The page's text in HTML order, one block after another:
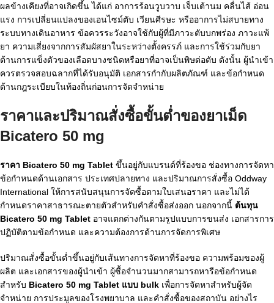
ผลข้างเคียงที่อาจเกิดขึ้น ได้แก่ อาการร้อนวูบวาบ เจ็บเต้านม คลื่นไส้ อ่อน
แรง การเปลี่ยนแปลงของเอนไซม์ตับ เวียนศีรษะ หรืออาการไม่สบายทาง
ระบบทางเดินอาหาร ข้อควรระวังอาจใช้กับผู้ที่มีภาวะตับบกพร่อง ภาวะแพ้
ยา ความเสี่ยงจากการสัมผัสยาในระหว่างตั้งครรภ์ และการใช้ร่วมกับยา
ต้านการแข็งตัวของเลือดบางชนิดหรือยาที่อาจเป็นพิษต่อตับ ดังนั้น ผู้นำเข้า
ควรตรวจสอบฉลากที่ได้รับอนุมัติ เอกสารกำกับผลิตภัณฑ์ และข้อกำหนด
ด้านกฎระเบียบในท้องถิ่นก่อนการจัดจำหน่าย
ราคาและปริมาณสั่งซื้อขั้นต่ำของยาเม็ด
Bicatero 50 mg
ราคา Bicatero 50 mg Tablet ขึ้นอยู่กับแบรนด์ที่ร้องขอ ช่องทางการจัดหา
ข้อกำหนดด้านเอกสาร ประเทศปลายทาง และปริมาณการสั่งซื้อ Oddway
International ให้การสนับสนุนการจัดซื้อตามใบเสนอราคา และไม่ได้
กำหนดราคาสาธารณะตายตัวสำหรับคำสั่งซื้อส่งออก นอกจากนี้ ต้นทุน
Bicatero 50 mg Tablet อาจแตกต่างกันตามรูปแบบการขนส่ง เอกสารการ
ปฏิบัติตามข้อกำหนด และความต้องการด้านการจัดการพิเศษ
ปริมาณสั่งซื้อขั้นต่ำขึ้นอยู่กับเส้นทางการจัดหาที่ร้องขอ ความพร้อมของผู้
ผลิต และเอกสารของผู้นำเข้า ผู้ซื้อจำนวนมากสามารถหารือข้อกำหนด
สำหรับ Bicatero 50 mg Tablet แบบ bulk เพื่อการจัดหาสำหรับผู้จัด
จำหน่าย การประมูลของโรงพยาบาล และคำสั่งซื้อของสถาบัน อย่างไร